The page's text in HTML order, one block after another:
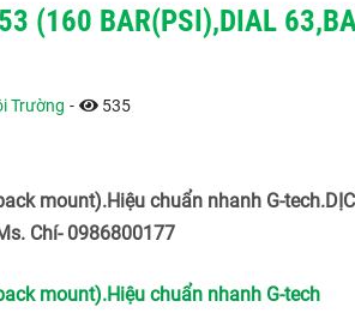
(160 BAR(PSI),DIAL
Trường - 535
mount).Hiệu chuẩn nhanh G-
Chí- 0986800177
mount).Hiệu chuẩn nhanh G-tech